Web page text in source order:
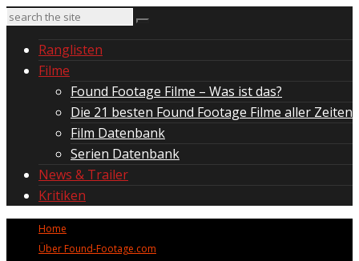
Ranglisten
Filme
Found Footage Filme – Was ist das?
Die 21 besten Found Footage Filme aller Zeiten
Film Datenbank
Serien Datenbank
News & Trailer
Kritiken
Home
Über Found-Footage.com